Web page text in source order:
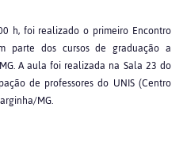
h, foi realizado o primeiro Encontro
parte dos cursos de graduação a
A aula foi realizada na Sala 23 do
de professores do UNIS (Centro
MG.